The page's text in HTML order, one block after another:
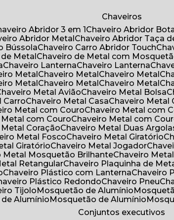
Chaveiros
Abridor 3 em 1 Chaveiro Abridor
Abridor Metal Chaveiro Abridor Taça
Bússola Chaveiro Carro Abridor Touch
de Metal Chaveiro de Metal com
Chaveiro Lanterna Chaveiro Lanterna
Metal Chaveiro Metal Chaveiro Metal
Metal Chaveiro Metal Chaveiro Metal
Chaveiro Metal Avião Chaveiro Metal Bolsa
Carro Chaveiro Metal Casa Chaveiro Metal
Metal com Couro Chaveiro Metal com
Metal com Couro Chaveiro Metal com
Metal Coração Chaveiro Metal Duas
Metal Fosco Chaveiro Metal Giratório
Giratório Chaveiro Metal Jogador
Metal Mosquetão Brilhante Chaveiro
Retangular Chaveiro Plaquinha de
Chaveiro Plástico com Lanterna Chaveiro
Plástico Redondo Chaveiro Pneu
Tijolo Mosquetão de Alumínio
de Alumínio Mosquetão de Alumínio
Conjuntos executivos